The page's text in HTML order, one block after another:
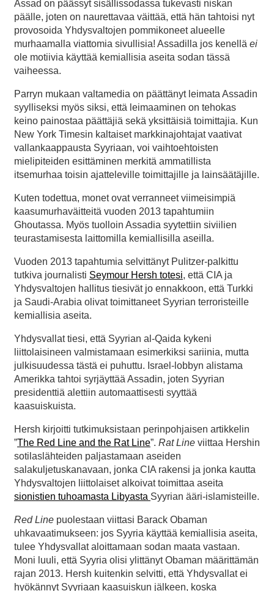
Assad on päässyt sisällissodassa tukevasti niskan
päälle, joten on naurettavaa väittää, että hän tahtoisi nyt
provosoida Yhdysvaltojen pommikoneet alueelle
murhaamalla viattomia sivullisia! Assadilla jos kenellä ei
ole motiivia käyttää kemiallisia aseita sodan tässä
vaiheessa.
Parryn mukaan valtamedia on päättänyt leimata Assadin
syylliseksi myös siksi, että leimaaminen on tehokas
keino painostaa päättäjiä sekä yksittäisiä toimittajia. Kun
New York Timesin kaltaiset markkinajohtajat vaativat
vallankaappausta Syyriaan, voi vaihtoehtoisten
mielipiteiden esittäminen merkitä ammatillista
itsemurhaa toisin ajatteleville toimittajille ja lainsäätäjille.
Kuten todettua, monet ovat verranneet viimeisimpiä
kaasumurhaväitteitä vuoden 2013 tapahtumiin
Ghoutassa. Myös tuolloin Assadia syytettiin siviilien
teurastamisesta laittomilla kemiallisilla aseilla.
Vuoden 2013 tapahtumia selvittänyt Pulitzer-palkittu
tutkiva journalisti Seymour Hersh totesi, että CIA ja
Yhdysvaltojen hallitus tiesivät jo ennakkoon, että Turkki
ja Saudi-Arabia olivat toimittaneet Syyrian terroristeille
kemiallisia aseita.
Yhdysvallat tiesi, että Syyrian al-Qaida kykeni
liittolaisineen valmistamaan esimerkiksi sariinia, mutta
julkisuudessa tästä ei puhuttu. Israel-lobbyn alistama
Amerikka tahtoi syrjäyttää Assadin, joten Syyrian
presidenttiä alettiin automaattisesti syyttää
kaasuiskuista.
Hersh kirjoitti tutkimuksistaan perinpohjaisen artikkelin
”The Red Line and the Rat Line”. Rat Line viittaa Hershin
sotilaslähteiden paljastamaan aseiden
salakuljetuskanavaan, jonka CIA rakensi ja jonka kautta
Yhdysvaltojen liittolaiset alkoivat toimittaa aseita
sionistien tuhoamasta Libyasta Syyrian ääri-islamisteille.
Red Line puolestaan viittasi Barack Obaman
uhkavaatimukseen: jos Syyria käyttää kemiallisia aseita,
tulee Yhdysvallat aloittamaan sodan maata vastaan.
Moni luuli, että Syyria olisi ylittänyt Obaman määrittämän
rajan 2013. Hersh kuitenkin selvitti, että Yhdysvallat ei
hyökännyt Syyriaan kaasuiskun jälkeen, koska